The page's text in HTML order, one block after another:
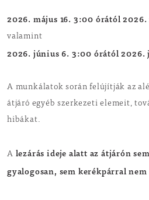
2026. május 16. 3:00 órától
valamint
2026. június 6. 3:00 órától
A munkálatok során felújítják az
átjáró egyéb szerkezeti elemeit,
hibákat.
A lezárás ideje alatt az átjárón
gyalogosan, sem kerékpárral